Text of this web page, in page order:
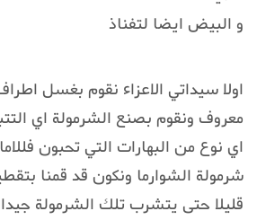
و البيض ايضا لتفناذ
اولا سيداتي الاعزاء نقوم بغسل
معروف ونقوم بصنع الشرمولة اي
اي نوع من البهارات التي تحبون
شرمولة الشوارما ونكون قد قمنا
قليلا حتى يتشرب تلك الشرمولة جيدا